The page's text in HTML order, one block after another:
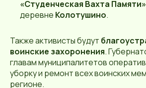
«Студенческая Вахта Памяти»
деревне Колотушино.
Также активисты будут
воинские захоронения.
главам муниципалитетов
уборку и ремонт всех воинских
регионе.